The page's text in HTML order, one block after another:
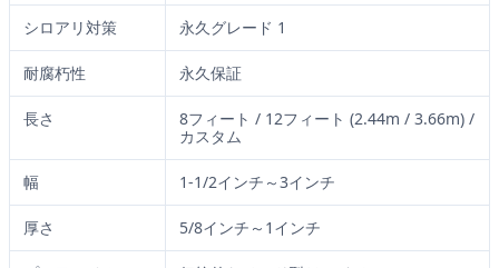
シロアリ対策 永久グレード 1
耐腐朽性 永久保証
長さ
8フィート / 12フィート (2.44m / 3.66m) /
カスタム
幅 1-1/2インチ～3インチ
厚さ 5/8インチ～1インチ